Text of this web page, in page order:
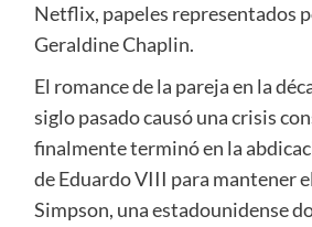
Netflix, papeles representados
Geraldine Chaplin.
El romance de la pareja en la
siglo pasado causó una crisis
finalmente terminó en la
de Eduardo VIII para mantener
Simpson, una estadounidense